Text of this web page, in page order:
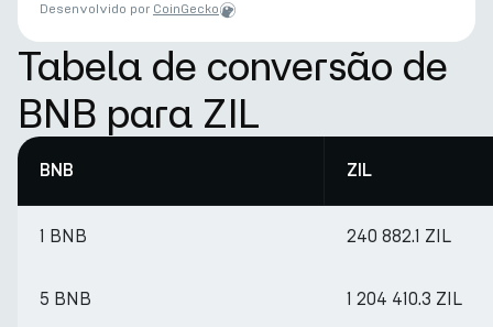
Desenvolvido por CoinGecko
Tabela de conversão de
BNB para ZIL
BNB ZIL
1 BNB 240 882.1 ZIL
5 BNB 1 204 410.3 ZIL